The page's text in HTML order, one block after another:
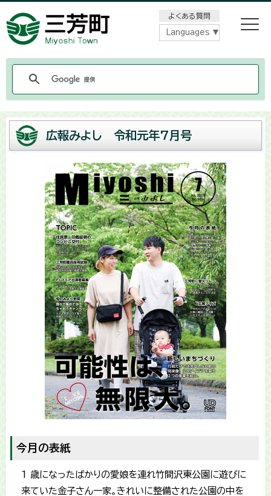
よくある質問
Languages
広報みよし 令和元年7月号
今月の表紙
1 歳になったばかりの愛娘を連れ竹間沢東公園に遊びに
来ていた金子さん一家。きれいに整備された公園の中を